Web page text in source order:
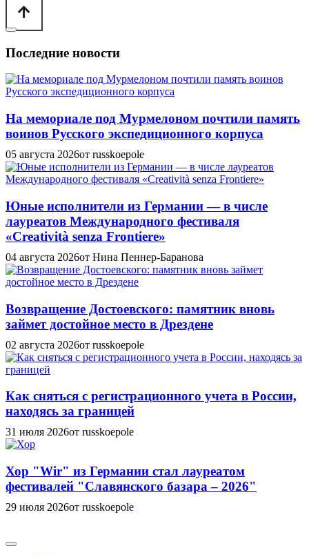
Последние новости
На мемориале под Мурмелоном почтили память
воинов Русского экспедиционного корпуса
05 августа 2026от russkoepole
Юные исполнители из Германии — в числе
лауреатов Международного фестиваля
«Creatività senza Frontiere»
04 августа 2026от Нина Пеннер-Баранова
Возвращение Достоевского: памятник вновь
займет достойное место в Дрездене
02 августа 2026от russkoepole
Как сняться с регистрационного учета в России,
находясь за границей
31 июля 2026от russkoepole
Хор "Wir" из Германии стал лауреатом
фестивалей "Славянского базара – 2026"
29 июля 2026от russkoepole